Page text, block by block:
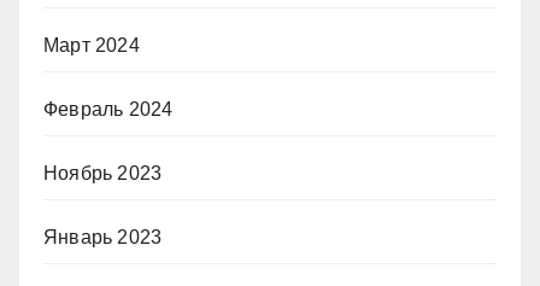
Март 2024
Февраль 2024
Ноябрь 2023
Январь 2023